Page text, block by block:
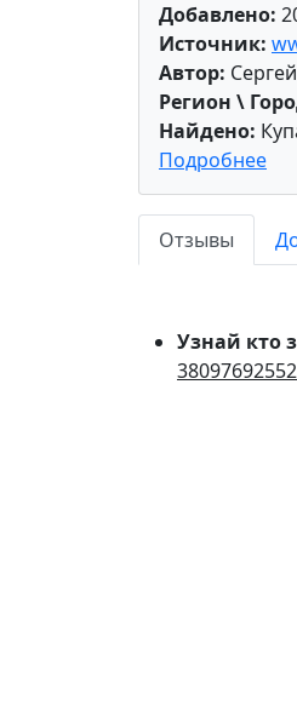
Добавлено:
Источник:
Автор: Сергей
Регион \
Найдено:
Подробнее
Отзывы
Узнай кто